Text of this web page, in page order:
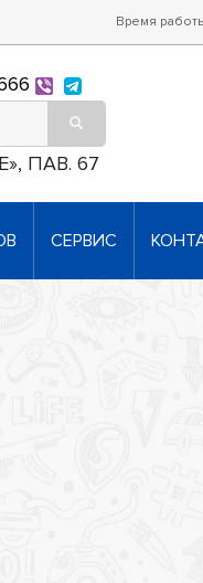
Время
ПАВ. 67
СЕРВИС